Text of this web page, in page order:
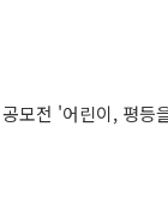
모전 '어린이, 평등